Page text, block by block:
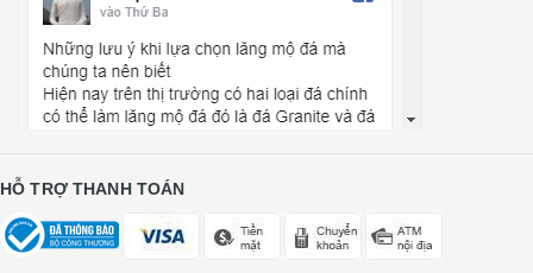
HỖ TRỢ THANH TOÁN